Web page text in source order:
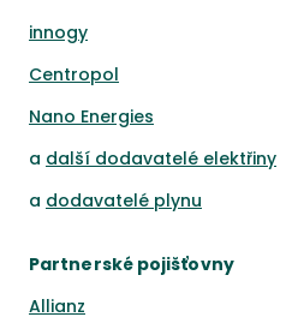
innogy
Centropol
Nano Energies
a další dodavatelé elektřiny
a dodavatelé plynu
Partnerské pojišťovny
Allianz